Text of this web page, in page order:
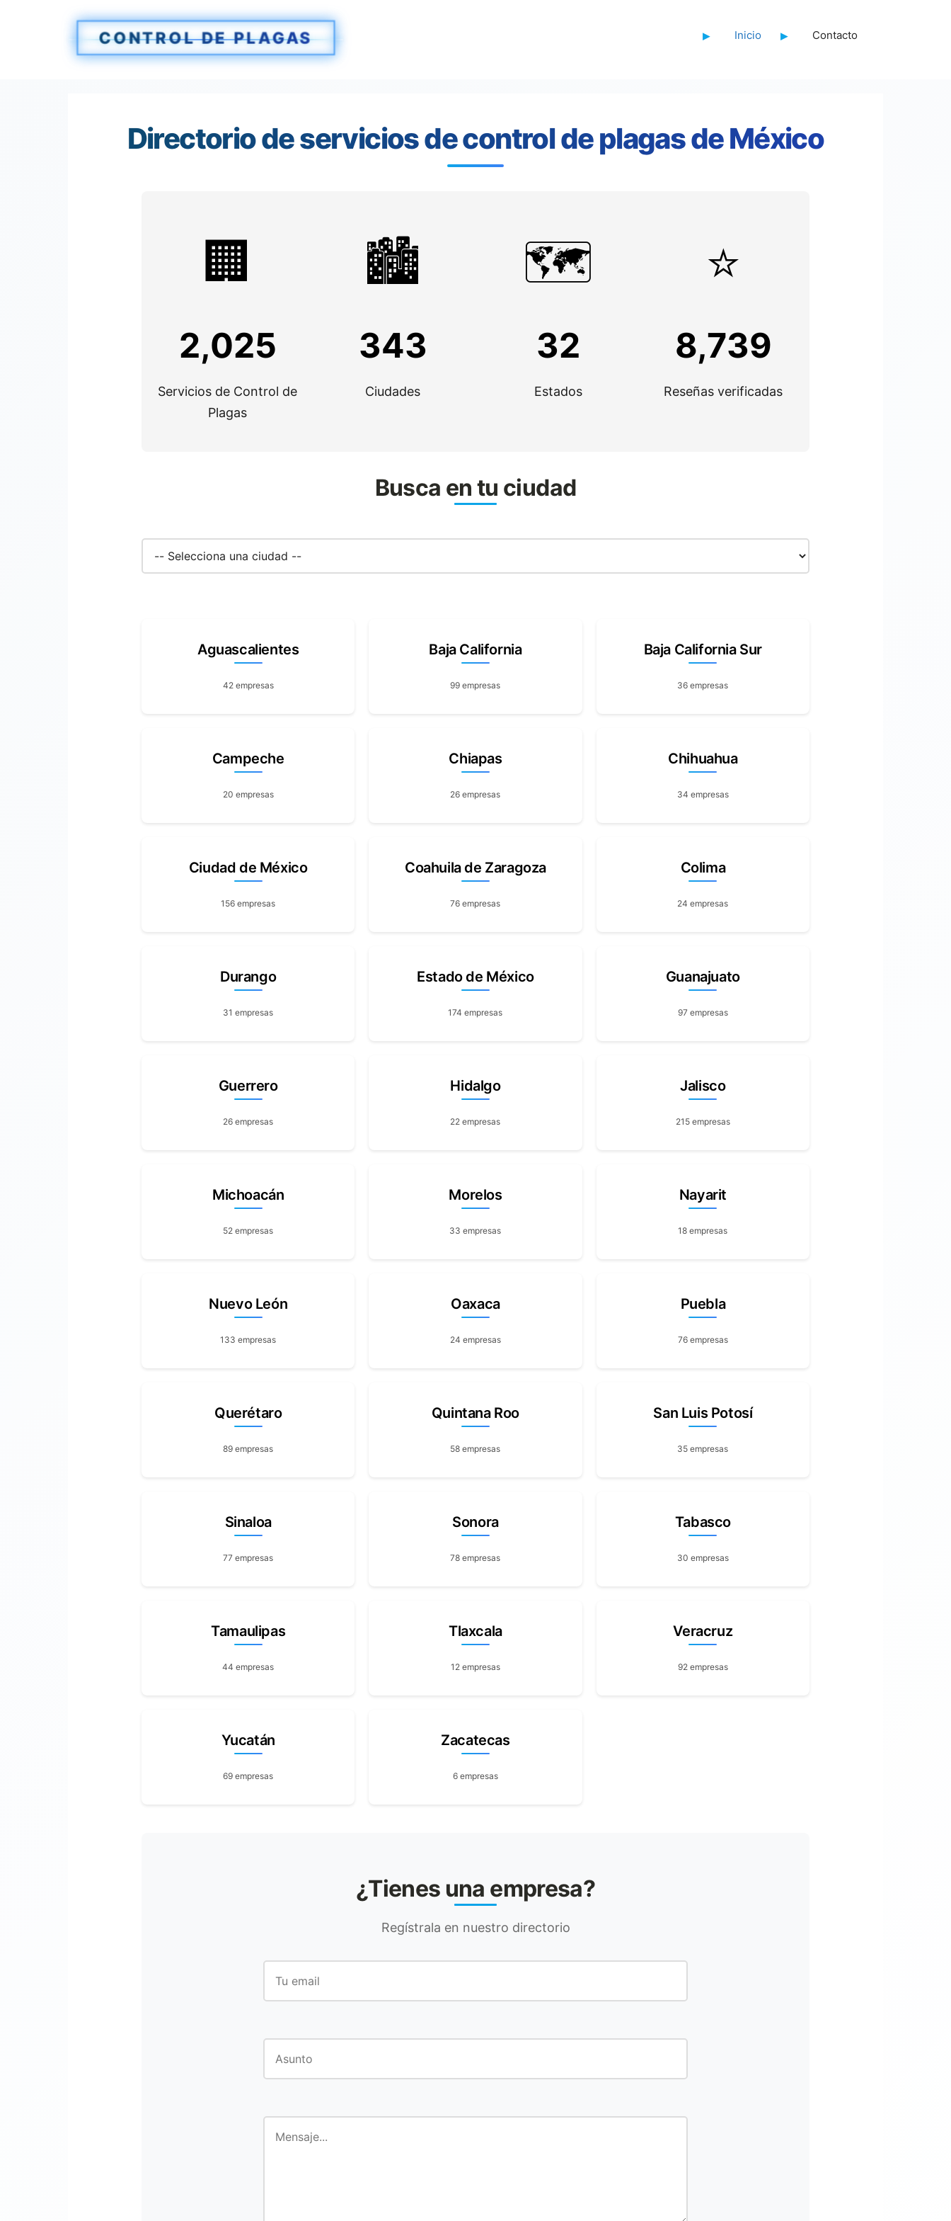
CONTROL DE PLAGAS Inicio Contacto
Directorio de servicios de control de plagas de México
🏢
2,025
Servicios de Control de
Plagas
🏙️
343
Ciudades
🗺️
32
Estados
⭐
8,739
Reseñas verificadas
Busca en tu ciudad
Aguascalientes
42 empresas
Baja California
99 empresas
Baja California Sur
36 empresas
Campeche
20 empresas
Chiapas
26 empresas
Chihuahua
34 empresas
Ciudad de México
156 empresas
Coahuila de Zaragoza
76 empresas
Colima
24 empresas
Durango
31 empresas
Estado de México
174 empresas
Guanajuato
97 empresas
Guerrero
26 empresas
Hidalgo
22 empresas
Jalisco
215 empresas
Michoacán
52 empresas
Morelos
33 empresas
Nayarit
18 empresas
Nuevo León
133 empresas
Oaxaca
24 empresas
Puebla
76 empresas
Querétaro
89 empresas
Quintana Roo
58 empresas
San Luis Potosí
35 empresas
Sinaloa
77 empresas
Sonora
78 empresas
Tabasco
30 empresas
Tamaulipas
44 empresas
Tlaxcala
12 empresas
Veracruz
92 empresas
Yucatán
69 empresas
Zacatecas
6 empresas
¿Tienes una empresa?
Regístrala en nuestro directorio